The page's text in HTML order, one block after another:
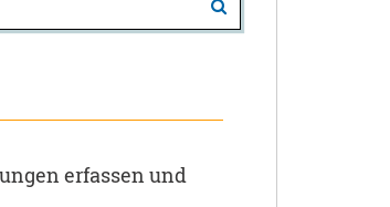
erfassen und